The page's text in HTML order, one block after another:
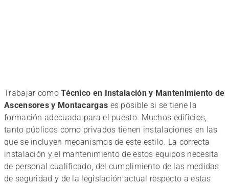
Trabajar comoTécnico en Instalación y Mantenimiento de
Ascensores y Montacargas es posible si se tiene la
formación adecuada para el puesto. Muchos edificios,
tanto públicos como privados tienen instalaciones en las
que se incluyen mecanismos de este estilo. La correcta
instalación y el mantenimiento de estos equipos necesita
de personal cualificado, del cumplimiento de las medidas
de seguridad y de la legislación actual respecto a estas